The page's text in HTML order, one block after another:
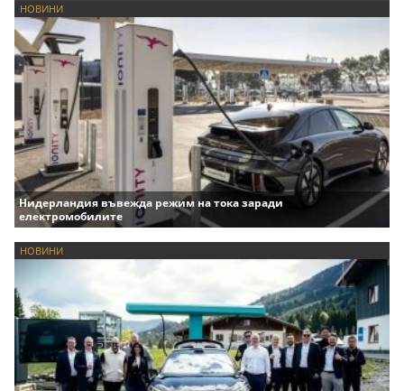
НОВИНИ
Нидерландия въвежда режим на тока заради
електромобилите
НОВИНИ